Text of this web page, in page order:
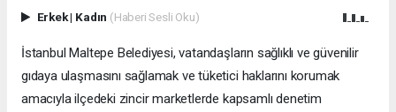
Erkek| Kadın (Haberi Sesli Oku)
İstanbul Maltepe Belediyesi, vatandaşların sağlıklı ve güvenilir
gıdaya ulaşmasını sağlamak ve tüketici haklarını korumak
amacıyla ilçedeki zincir marketlerde kapsamlı denetim